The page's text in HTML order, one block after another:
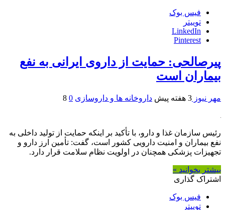
فیس بوک
توییتر
LinkedIn
Pinterest
پیرصالحی: حمایت از داروی ایرانی به نفع
بیماران است
مهر نیوز 3 هفته پیش داروخانه ها و داروسازی 0
8
رئیس سازمان غذا و دارو، با تأکید بر اینکه حمایت از تولید داخلی به
نفع بیماران و امنیت دارویی کشور است، گفت: تأمین ارز دارو و
تجهیزات پزشکی همچنان در اولویت نظام سلامت قرار دارد.
بیشتر بخوانید »
اشتراک گذاری
فیس بوک
توییتر